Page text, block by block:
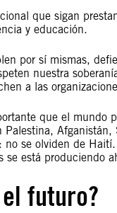
que sigan
y educación.
por sí mismas,
nuestra
a las
que el mundo
se olviden de
está produciendo
futuro?